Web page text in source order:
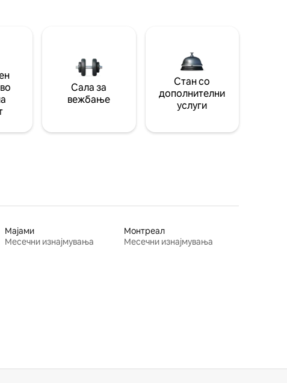
Сала за
вежбање
Стан со
дополнителни
услуги
Мајами
Месечни изнајмувања
Монтреал
Месечни изнајмувања